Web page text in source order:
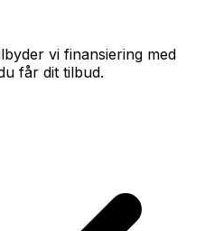
vi finansiering med
får dit tilbud.